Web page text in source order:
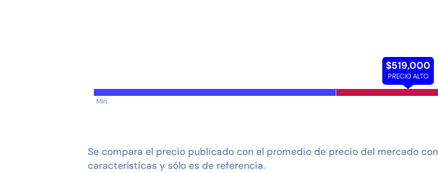
$519,000
PRECIO ALTO
Min
Se compara el precio publicado con el promedio de precio del mercado
características y sólo es de referencia.